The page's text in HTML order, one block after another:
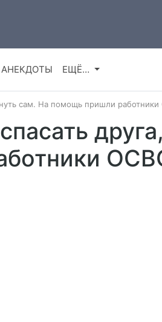
АНЕКДОТЫ ЕЩЁ…
сам. На помощь пришли